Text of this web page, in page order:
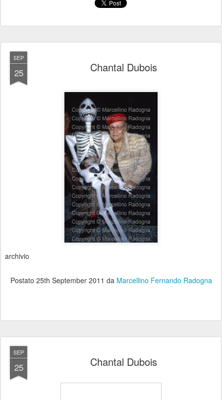
SEP
25 Chantal Dubois
archivio
Postato 25th September 2011 da Marcellino Fernando Radogna
SEP
25 Chantal Dubois